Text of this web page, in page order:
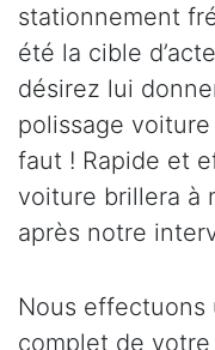
stationnement
été la cible
désirez lui
polissage
faut ! Rapide et
voiture brillera à
après notre
Nous effectuons
complet de